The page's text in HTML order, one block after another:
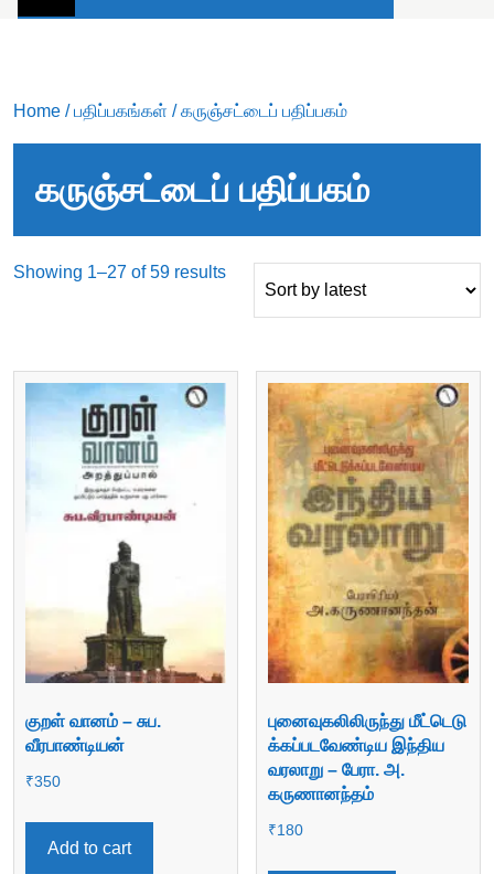
Home /பதிப்பகங்கள் / கருஞ்சட்டைப் பதிப்பகம்
கருஞ்சட்டைப் பதிப்பகம்
Showing 1–27 of 59 resultsSorted
குறள் வானம் – சுப.
வீரபாண்டியன்
₹350
Add to cart
புனைவுகலிலிருந்து மீட்டெடு
க்கப்படவேண்டிய இந்திய
வரலாறு – பேரா. அ.
கருணானந்தம்
₹180